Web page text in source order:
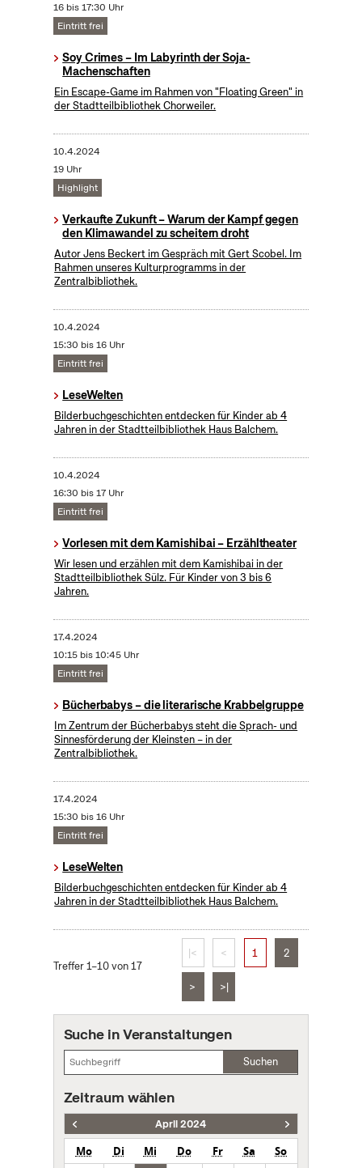
16 bis 17:30 Uhr
Eintritt frei
Soy Crimes – Im Labyrinth der Soja-
Machenschaften
Ein Escape-Game im Rahmen von "Floating Green" in
der Stadtteilbibliothek Chorweiler.
10.4.2024
19 Uhr
Highlight
Verkaufte Zukunft – Warum der Kampf gegen
den Klimawandel zu scheitern droht
Autor Jens Beckert im Gespräch mit Gert Scobel. Im
Rahmen unseres Kulturprogramms in der
Zentralbibliothek.
10.4.2024
15:30 bis 16 Uhr
Eintritt frei
LeseWelten
Bilderbuchgeschichten entdecken für Kinder ab 4
Jahren in der Stadtteilbibliothek Haus Balchem.
10.4.2024
16:30 bis 17 Uhr
Eintritt frei
Vorlesen mit dem Kamishibai – Erzähltheater
Wir lesen und erzählen mit dem Kamishibai in der
Stadtteilbibliothek Sülz. Für Kinder von 3 bis 6
Jahren.
17.4.2024
10:15 bis 10:45 Uhr
Eintritt frei
Bücherbabys – die literarische Krabbelgruppe
Im Zentrum der Bücherbabys steht die Sprach- und
Sinnesförderung der Kleinsten – in der
Zentralbibliothek.
17.4.2024
15:30 bis 16 Uhr
Eintritt frei
LeseWelten
Bilderbuchgeschichten entdecken für Kinder ab 4
Jahren in der Stadtteilbibliothek Haus Balchem.
Treffer 1–10 von 17
|< < 1 2
> >|
Suche in Veranstaltungen
Suchen
Zeitraum wählen
April 2024
Mo Di Mi Do Fr Sa
So